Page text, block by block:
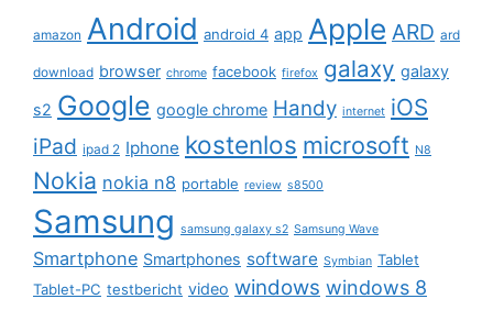
amazon Android android 4 app Apple ARD ard
download browser chrome facebook firefox galaxy galaxy
s2 Google google chrome Handy internet iOS
iPad ipad 2 Iphone kostenlos microsoft N8
Nokia nokia n8 portable review s8500
Samsung samsung galaxy s2 Samsung Wave
Smartphone Smartphones software Symbian Tablet
Tablet-PC testbericht video windows windows 8